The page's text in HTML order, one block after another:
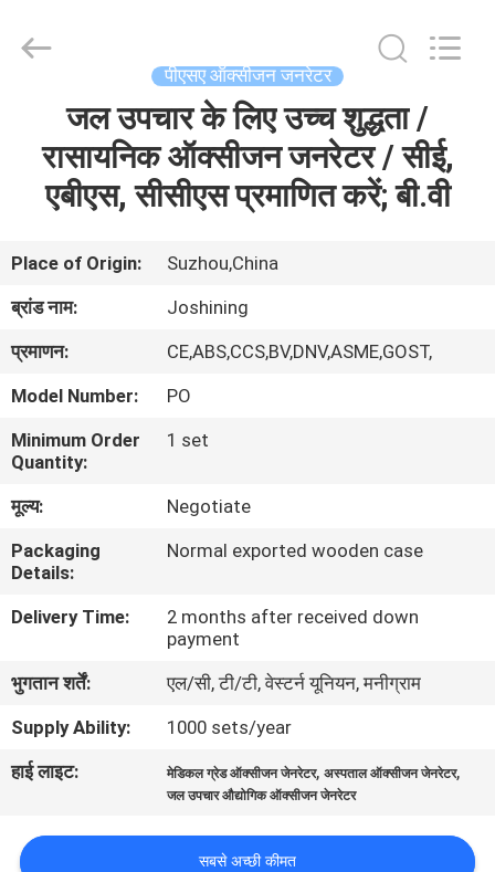
उत्पादों
हमारे
बारे
में
कारखाना
दौरा
गुणवत्ता
नियंत्रण
हमसे
संपर्क
करें
समाचार
मामले
Technology
Co.,Ltd.
पीएसए ऑक्सीजन जनरेटर
जल उपचार के लिए उच्च शुद्धता /
रासायनिक ऑक्सीजन जनरेटर / सीई,
एबीएस, सीसीएस प्रमाणित करें; बी.वी
Place of Origin:
Suzhou,China
ब्रांड नाम:
Joshining
प्रमाणन:
CE,ABS,CCS,BV,DNV,ASME,GOST,
Model Number:
PO
Minimum Order
Quantity:
1 set
मूल्य:
Negotiate
Packaging
Details:
Normal exported wooden case
Delivery Time:
2 months after received down
payment
भुगतान शर्तें:
एल/सी, टी/टी, वेस्टर्न यूनियन, मनीग्राम
Supply Ability:
1000 sets/year
हाई लाइट:
मेडिकल ग्रेड ऑक्सीजन जेनरेटर,अस्पताल ऑक्सीजन जेनरेटर,
जल उपचार औद्योगिक ऑक्सीजन जेनरेटर
सबसे अच्छी कीमत